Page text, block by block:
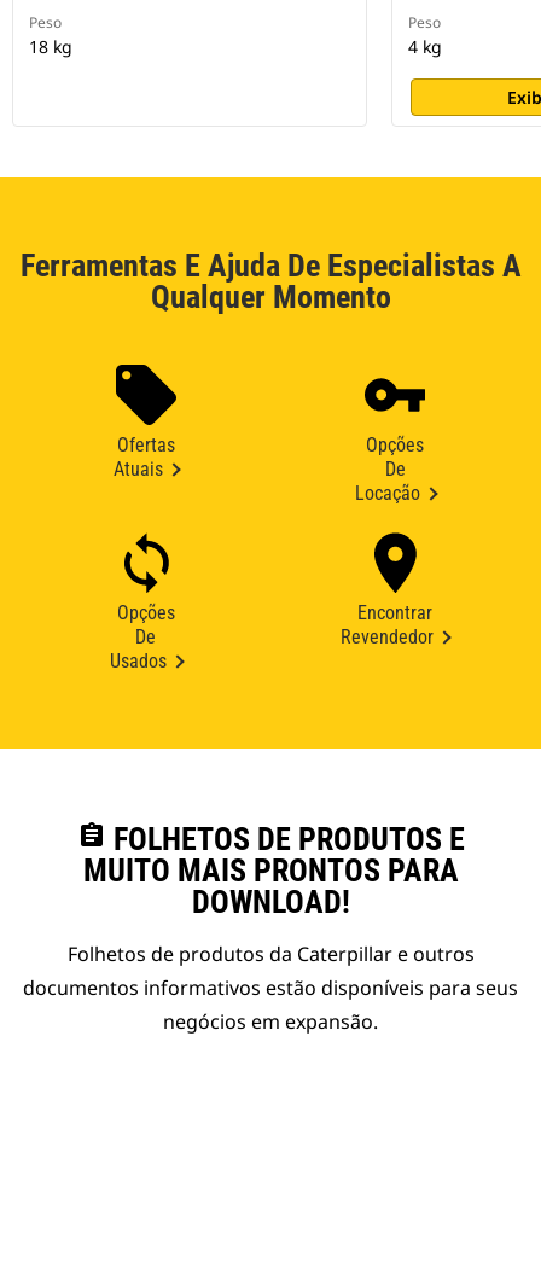
Peso
18 kg
Peso
4 kg
Ferramentas E Ajuda De Especialistas A
Qualquer Momento
Ofertas
Atuais
Opções
De
Locação
Opções
De
Usados
Encontrar
Revendedor
assignment FOLHETOS DE PRODUTOS E
MUITO MAIS PRONTOS PARA
DOWNLOAD!
Folhetos de produtos da Caterpillar e outros
documentos informativos estão disponíveis para seus
negócios em expansão.